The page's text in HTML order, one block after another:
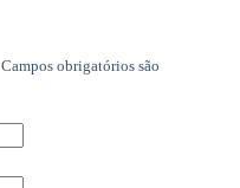
Campos obrigatórios são